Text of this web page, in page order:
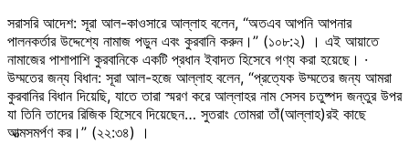
সরাসরি আদেশ: সূরা আল-কাওসারে আল্লাহ বলেন, “অতএব আপনি আপনার
পালনকর্তার উদ্দেশ্যে নামাজ পড়ুন এবং কুরবানি করুন।” (১০৮:২) । এই আয়াতে
নামাজের পাশাপাশি কুরবানিকে একটি প্রধান ইবাদত হিসেবে গণ্য করা হয়েছে। ·
উম্মতের জন্য বিধান: সূরা আল-হজে আল্লাহ বলেন, “প্রত্যেক উম্মতের জন্য আমরা
কুরবানির বিধান দিয়েছি, যাতে তারা স্মরণ করে আল্লাহর নাম সেসব চতুষ্পদ জন্তুর উপর
যা তিনি তাদের রিজিক হিসেবে দিয়েছেন… সুতরাং তোমরা তাঁ(আল্লাহ)রই কাছে
আত্মসমর্পণ কর।” (২২:৩৪) ।